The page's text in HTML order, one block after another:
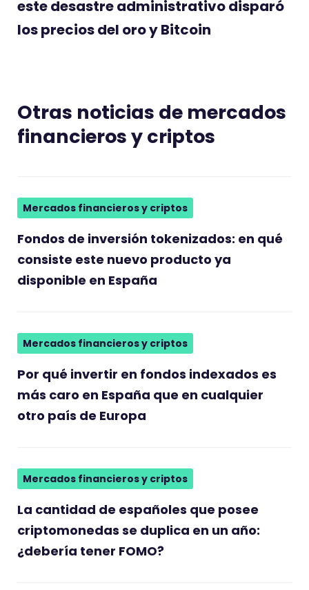
este desastre administrativo disparó
los precios del oro y Bitcoin
Otras noticias de mercados
financieros y criptos
Mercados financieros y criptos
Fondos de inversión tokenizados: en qué
consiste este nuevo producto ya
disponible en España
Mercados financieros y criptos
Por qué invertir en fondos indexados es
más caro en España que en cualquier
otro país de Europa
Mercados financieros y criptos
La cantidad de españoles que posee
criptomonedas se duplica en un año:
¿debería tener FOMO?